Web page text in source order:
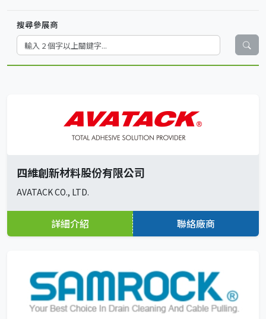
搜尋參展商
四維創新材料股份有限公司
AVATACK CO., LTD.
詳細介紹 聯絡廠商